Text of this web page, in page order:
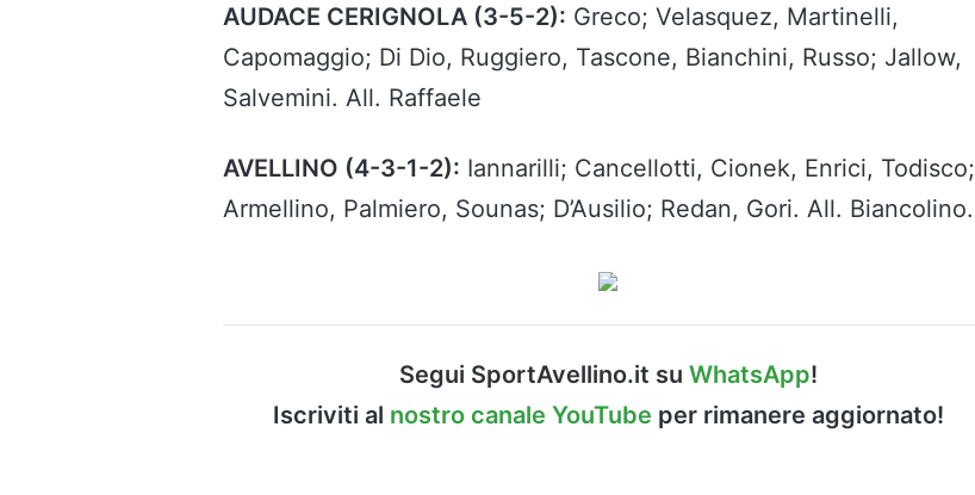
AUDACE CERIGNOLA (3-5-2): Greco; Velasquez, Martinelli,
Capomaggio; Di Dio, Ruggiero, Tascone, Bianchini, Russo; Jallow,
Salvemini. All. Raffaele
AVELLINO (4-3-1-2): Iannarilli; Cancellotti, Cionek, Enrici, Todisco;
Armellino, Palmiero, Sounas; D’Ausilio; Redan, Gori. All. Biancolino.
Segui SportAvellino.it su WhatsApp!
Iscriviti al nostro canale YouTube per rimanere aggiornato!